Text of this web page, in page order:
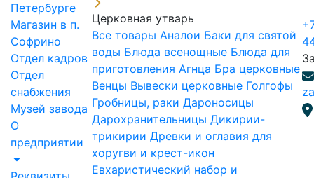
Петербурге
Магазин в п.
Софрино
Отдел кадров
Отдел
снабжения
Музей завода
О
предприятии
Церковная утварь
Все товары Аналои Баки для святой
воды Блюда всенощные Блюда для
приготовления Агнца Бра церковные
Венцы Вывески церковные Голгофы
Гробницы, раки Дароносицы
Дарохранительницы Дикирии-
трикирии Древки и оглавия для
хоругви и крест-икон
Евхаристический набор и